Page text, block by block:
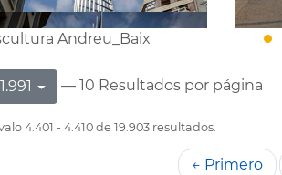
Andreu_Baix
— 10 Resultados por página
4.401 - 4.410 de 19.903 resultados.
← Primero